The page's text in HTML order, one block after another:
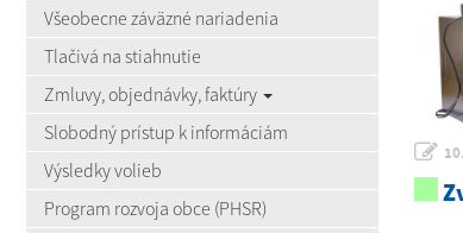
Všeobecne záväzné nariadenia
Tlačivá na stiahnutie
Zmluvy, objednávky, faktúry
Slobodný prístup k informáciám
Výsledky volieb
Program rozvoja obce (PHSR)